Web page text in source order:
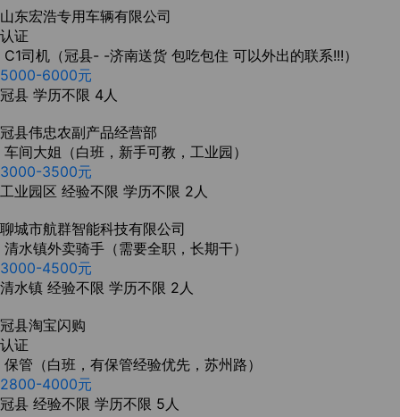
山东宏浩专用车辆有限公司
认证
C1司机（冠县- -济南送货 包吃包住 可以外出的联系!!!）
5000-6000元
冠县 学历不限 4人
冠县伟忠农副产品经营部
车间大姐（白班，新手可教，工业园）
3000-3500元
工业园区 经验不限 学历不限 2人
聊城市航群智能科技有限公司
清水镇外卖骑手（需要全职，长期干）
3000-4500元
清水镇 经验不限 学历不限 2人
冠县淘宝闪购
认证
保管（白班，有保管经验优先，苏州路）
2800-4000元
冠县 经验不限 学历不限 5人